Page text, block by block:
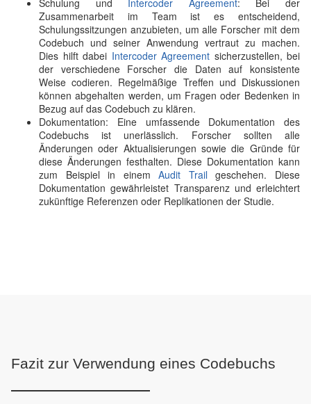
Schulung und Intercoder Agreement: Bei der
Zusammenarbeit im Team ist es entscheidend,
Schulungssitzungen anzubieten, um alle Forscher mit dem
Codebuch und seiner Anwendung vertraut zu machen.
Dies hilft dabei Intercoder Agreement sicherzustellen, bei
der verschiedene Forscher die Daten auf konsistente
Weise codieren. Regelmäßige Treffen und Diskussionen
können abgehalten werden, um Fragen oder Bedenken in
Bezug auf das Codebuch zu klären.
Dokumentation: Eine umfassende Dokumentation des
Codebuchs ist unerlässlich. Forscher sollten alle
Änderungen oder Aktualisierungen sowie die Gründe für
diese Änderungen festhalten. Diese Dokumentation kann
zum Beispiel in einemAudit Trail geschehen. Diese
Dokumentation gewährleistet Transparenz und erleichtert
zukünftige Referenzen oder Replikationen der Studie.
Fazit zur Verwendung eines Codebuchs